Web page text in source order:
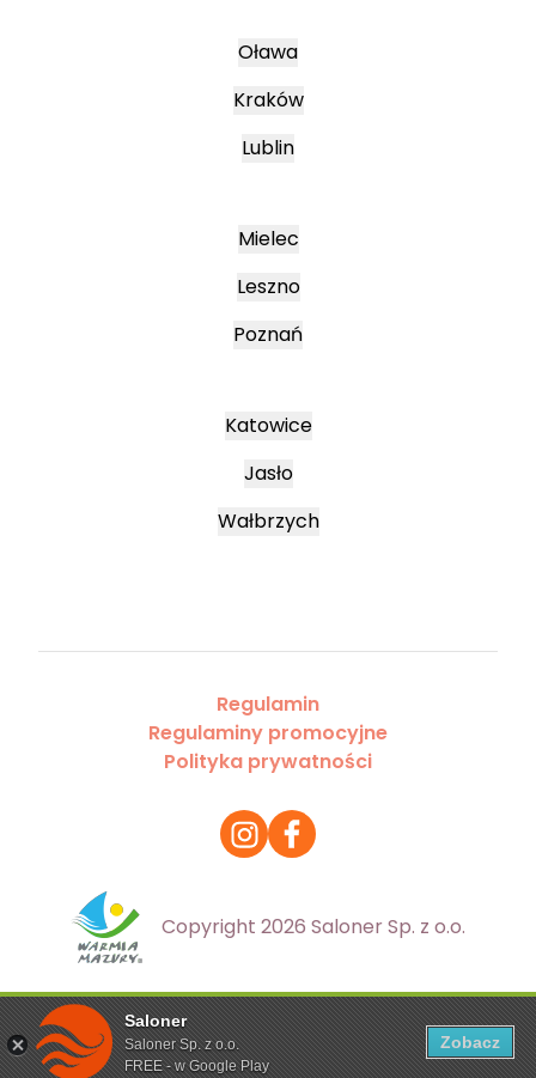
Saloner
Saloner Sp. z o.o.
FREE - w Google Play
Zobacz
Ta strona korzysta z plików cookies. Aby dowiedzieć się
więcej zapoznaj się zpolityką prywatności
Oława
Kraków
Lublin
Mielec
Leszno
Poznań
Katowice
Jasło
Wałbrzych
Regulamin
Regulaminy promocyjne
Polityka prywatności
Copyright 2026 Saloner Sp. z o.o.